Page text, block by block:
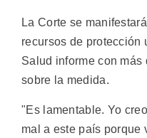
La Corte se
recursos de protección
Salud informe con
sobre la medida.
"Es lamentable. Yo
mal a este país porque